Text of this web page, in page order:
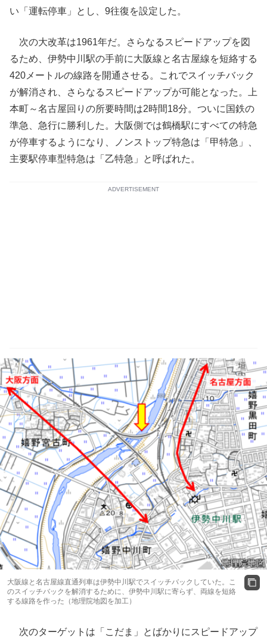
い「運転停車」とし、9往復を設定した。
次の大改革は1961年だ。さらなるスピードアップを図
るため、伊勢中川駅の手前に大阪線と名古屋線を短絡する
420メートルの線路を開通させる。これでスイッチバック
が解消され、さらなるスピードアップが可能となった。上
本町～名古屋回りの所要時間は2時間18分。ついに国鉄の
準急、急行に勝利した。大阪側では鶴橋駅にすべての特急
が停車するようになり、ノンストップ特急は「甲特急」、
主要駅停車型特急は「乙特急」と呼ばれた。
ADVERTISEMENT
大阪線と名古屋線直通列車は伊勢中川駅でスイッチバックしていた。こ
のスイッチバックを解消するために、伊勢中川駅に寄らず、両線を短絡
する線路を作った（地理院地図を加工）
次のターゲットは「こだま」とばかりにスピードアップ